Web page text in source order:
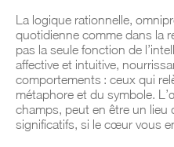
La logique rationnelle,
quotidienne comme dans la
pas la seule fonction de
affective et intuitive,
comportements : ceux qui
métaphore et du symbole.
champs, peut en être un lieu
significatifs, si le cœur vous